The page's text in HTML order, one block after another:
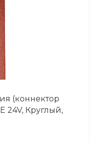
(коннектор
24V, Круглый,